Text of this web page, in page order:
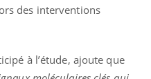
des interventions
à l’étude, ajoute que